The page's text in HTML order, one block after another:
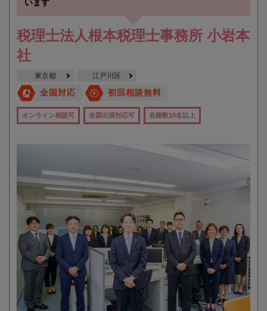
います
税理士法人根本税理士事務所 小岩本
社
東京都 江戸川区
全国対応 初回相談無料
オンライン相談可 全国出張対応可 在籍数10名以上